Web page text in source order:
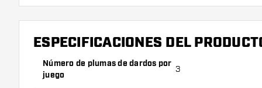
Asegúrate de tener suficientes plumas y cañas.
romperse con el uso.
descubrir qué variante es mejor para ti.
ESPECIFICACIONES DEL
Número de plumas de dardos por
juego
3